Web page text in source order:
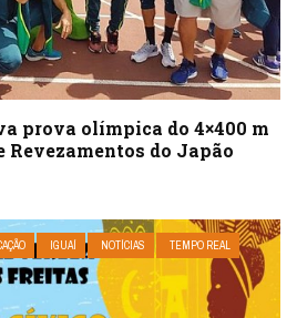
prova olímpica do 4×400 m
do Japão
IGUAÍ NOTÍCIAS TEMPO REAL